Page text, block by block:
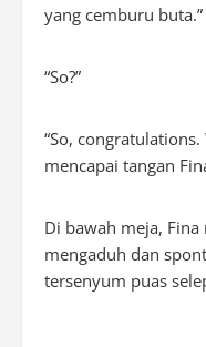
yang cemburu buta.”
“So?”
“So,
mencapai tangan
Di bawah meja, Fina
mengaduh dan
tersenyum puas